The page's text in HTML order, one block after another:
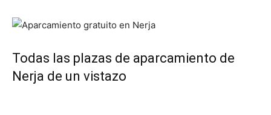
Todas las plazas de aparcamiento de
Nerja de un vistazo